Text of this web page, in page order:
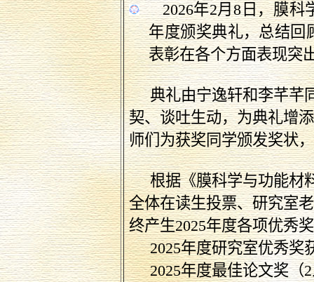
2026年2月8日，膜科
年度颁奖典礼，总结回
表彰在各个方面表现突
典礼由宁逸轩和李芊芊
契、谈吐生动，为典礼增
师们为获奖同学颁发奖状
根据《膜科学与功能材
全体在读生投票、研究室
终产生2025年度各项优秀
2025年度研究室优秀奖
2025年度最佳论文奖（2